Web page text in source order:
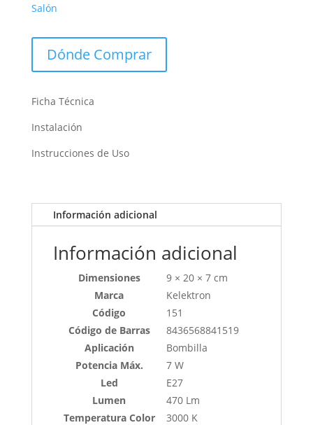
Salón
Dónde Comprar
Ficha Técnica
Instalación
Instrucciones de Uso
Información adicional
Información adicional
Dimensiones
9 × 20 × 7 cm
Marca
Kelektron
Código
151
Código de Barras
8436568841519
Aplicación
Bombilla
Potencia Máx.
7 W
Led
E27
Lumen
470 Lm
Temperatura Color
3000 K